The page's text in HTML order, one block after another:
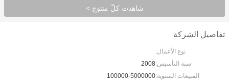
شاهدت كلّ منتوج >
تفاصيل الشركة
نوع الأعمال:
سنة التأسيس:2008
المبيعات السنوية:100000-5000000